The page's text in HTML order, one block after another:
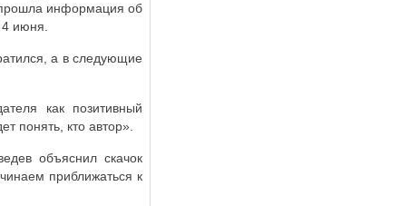
прошла информация об
июня.
а в следующие
как позитивный
понять, кто автор».
объяснил скачок
приближаться к